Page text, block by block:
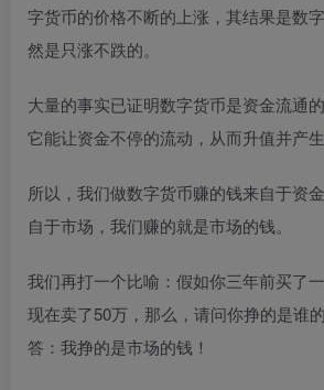
字货币的价格不断的上涨，其结果是数
然是只涨不跌的。
大量的事实已证明数字货币是资金流通
它能让资金不停的流动，从而升值并产生
所以，我们做数字货币赚的钱来自于资
自于市场，我们赚的就是市场的钱。
我们再打一个比喻：假如你三年前买了
现在卖了50万，那么，请问你挣的是谁
答：我挣的是市场的钱！